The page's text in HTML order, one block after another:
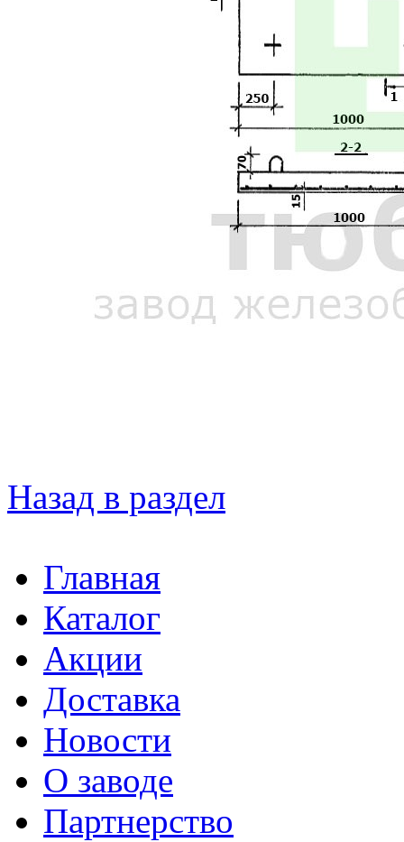
Назад в раздел
Главная
Каталог
Акции
Доставка
Новости
О заводе
Партнерство